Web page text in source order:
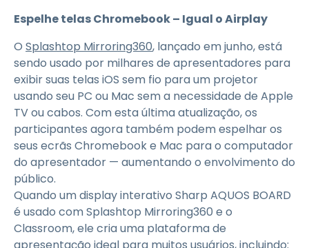
Espelhe telas Chromebook – Igual o Airplay
O Splashtop Mirroring360, lançado em junho, está
sendo usado por milhares de apresentadores para
exibir suas telas iOS sem fio para um projetor
usando seu PC ou Mac sem a necessidade de Apple
TV ou cabos. Com esta última atualização, os
participantes agora também podem espelhar os
seus ecrãs Chromebook e Mac para o computador
do apresentador — aumentando o envolvimento do
público.
Quando um display interativo Sharp AQUOS BOARD
é usado com Splashtop Mirroring360 e o
Classroom, ele cria uma plataforma de